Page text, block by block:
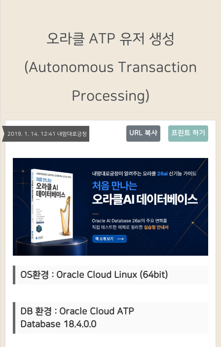
오라클 ATP 유저 생성
(Autonomous Transaction
Processing)
2019. 1. 14. 12:41 내맘대로긍정 프린트 하기
URL 복사
OS환경 : Oracle Cloud Linux (64bit)
DB 환경 : Oracle Cloud ATP
Database 18.4.0.0